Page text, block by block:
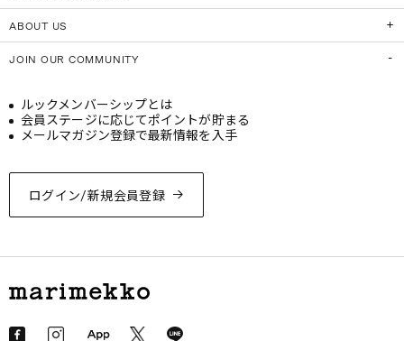
ABOUT US
JOIN OUR COMMUNITY
ログイン/新規会員登録
ルックメンバーシップとは
会員ステージに応じてポイントが貯まる
メールマガジン登録で最新情報を入手